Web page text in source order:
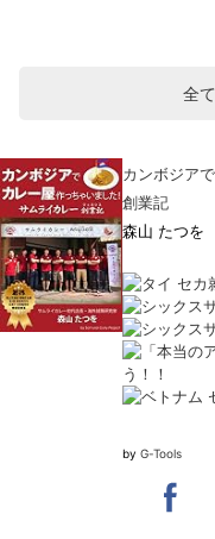
全
カンボジア
創業記
森山 たつを
by G-Tools